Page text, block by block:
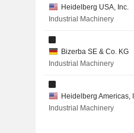
Heidelberg USA, Inc.
Industrial Machinery
Bizerba SE & Co. KG
Industrial Machinery
Heidelberg Americas,
Industrial Machinery